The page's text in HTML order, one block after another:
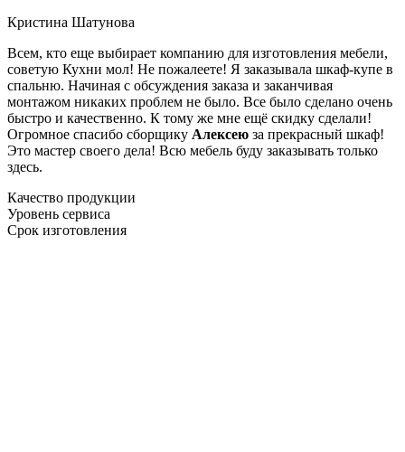
Кристина Шатунова
Всем, кто еще выбирает компанию для изготовления мебели,
советую Кухни мол! Не пожалеете! Я заказывала шкаф-купе в
спальню. Начиная с обсуждения заказа и заканчивая
монтажом никаких проблем не было. Все было сделано очень
быстро и качественно. К тому же мне ещё скидку сделали!
Огромное спасибо сборщику Алексею за прекрасный шкаф!
Это мастер своего дела! Всю мебель буду заказывать только
здесь.
Качество продукции
Уровень сервиса
Срок изготовления